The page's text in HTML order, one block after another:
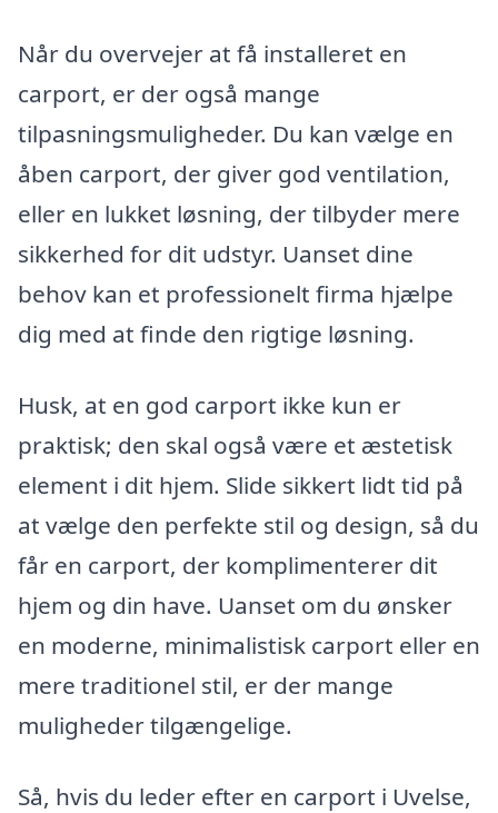
Når du overvejer at få installeret en
carport, er der også mange
tilpasningsmuligheder. Du kan vælge en
åben carport, der giver god ventilation,
eller en lukket løsning, der tilbyder mere
sikkerhed for dit udstyr. Uanset dine
behov kan et professionelt firma hjælpe
dig med at finde den rigtige løsning.
Husk, at en god carport ikke kun er
praktisk; den skal også være et æstetisk
element i dit hjem. Slide sikkert lidt tid på
at vælge den perfekte stil og design, så du
får en carport, der komplimenterer dit
hjem og din have. Uanset om du ønsker
en moderne, minimalistisk carport eller en
mere traditionel stil, er der mange
muligheder tilgængelige.
Så, hvis du leder efter en carport i Uvelse,